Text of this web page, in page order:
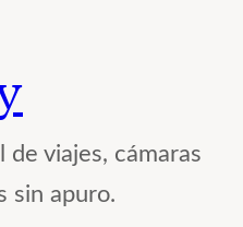
de viajes, cámaras
sin apuro.